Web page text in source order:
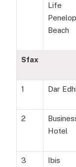
Life
Beach
Sfax
1 Dar
2
Hotel
3 Ibis